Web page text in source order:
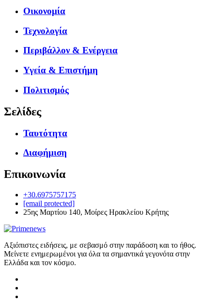
Οικονομία
Τεχνολογία
Περιβάλλον & Ενέργεια
Υγεία & Επιστήμη
Πολιτισμός
Σελίδες
Ταυτότητα
Διαφήμιση
Επικοινωνία
+30.6975757175
[email protected]
25ης Μαρτίου 140, Μοίρες Ηρακλείου Κρήτης
Αξιόπιστες ειδήσεις, με σεβασμό στην παράδοση και το ήθος.
Μείνετε ενημερωμένοι για όλα τα σημαντικά γεγονότα στην
Ελλάδα και τον κόσμο.